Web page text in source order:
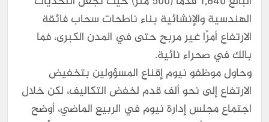
الهندسية والإنشائية بناء ناطحات سحاب فائقة
الارتفاع أمرًا غير مربح حتى في المدن الكبرى، فما
بالك في صحراء نائية.
وحاول موظفو نيوم إقناع المسؤولين بتخفيض
الارتفاع إلى نحو ألف قدم لخفض التكاليف، لكن خلال
اجتماع مجلس إدارة نيوم في الربيع الماضي، أوضح